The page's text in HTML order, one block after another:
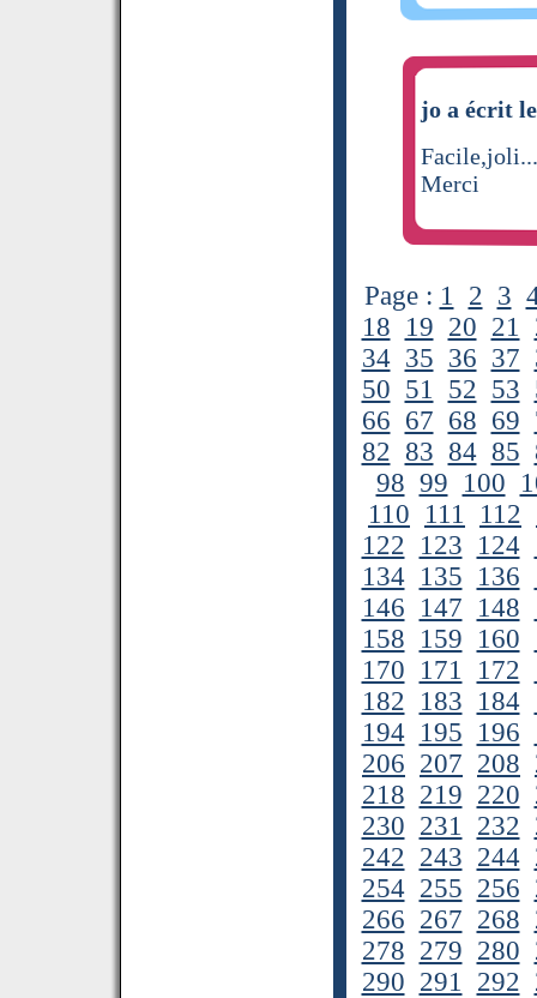
jo a écrit
Facile,joli...
Merci
Page : 1 2 3
18 19 20 21
34 35 36 37
50 51 52 53
66 67 68 69
82 83 84 85
98 99 100
110 111 112
122 123 124
134 135 136
146 147 148
158 159 160
170 171 172
182 183 184
194 195 196
206 207 208
218 219 220
230 231 232
242 243 244
254 255 256
266 267 268
278 279 280
290 291 292